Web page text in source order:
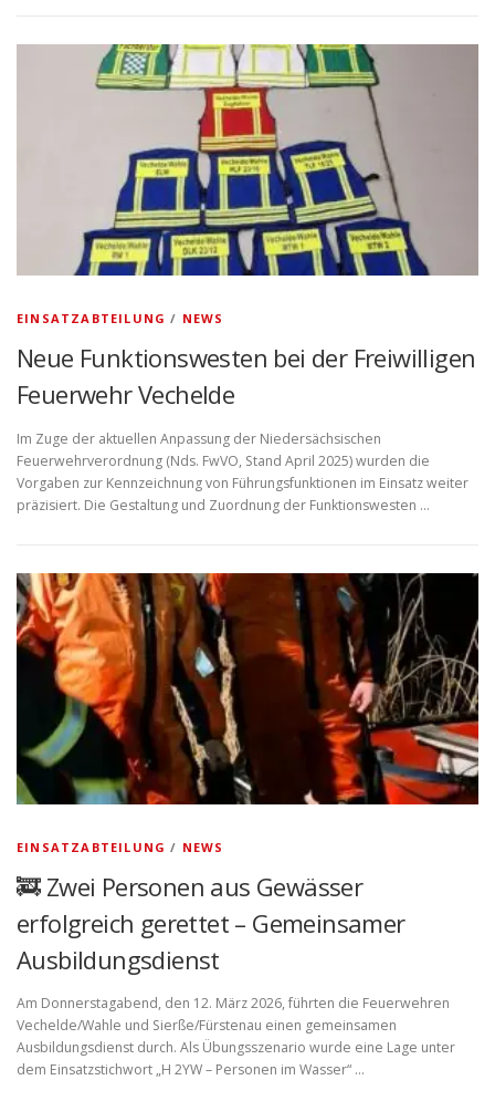
EINSATZABTEILUNG / NEWS
Neue Funktionswesten bei der Freiwilligen
Feuerwehr Vechelde
Im Zuge der aktuellen Anpassung der Niedersächsischen
Feuerwehrverordnung (Nds. FwVO, Stand April 2025) wurden die
Vorgaben zur Kennzeichnung von Führungsfunktionen im Einsatz weiter
präzisiert. Die Gestaltung und Zuordnung der Funktionswesten …
EINSATZABTEILUNG / NEWS
🚒 Zwei Personen aus Gewässer
erfolgreich gerettet – Gemeinsamer
Ausbildungsdienst
Am Donnerstagabend, den 12. März 2026, führten die Feuerwehren
Vechelde/Wahle und Sierße/Fürstenau einen gemeinsamen
Ausbildungsdienst durch. Als Übungsszenario wurde eine Lage unter
dem Einsatzstichwort „H 2YW – Personen im Wasser“ …